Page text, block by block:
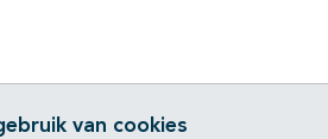
van cookies